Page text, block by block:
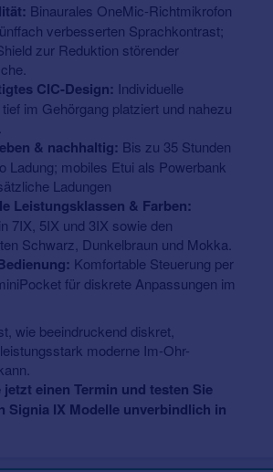
Binaurales OneMic-Richtmikrofon
verbesserten Sprachkontrast;
zur Reduktion störender
CIC-Design: Individuelle
im Gehörgang platziert und nahezu
& nachhaltig: Bis zu 35 Stunden
Ladung; mobiles Etui als Powerbank
Ladungen
Leistungsklassen & Farben:
7IX, 5IX und 3IX sowie den
Schwarz, Dunkelbraun und Mokka.
Komfortable Steuerung per
für diskrete Anpassungen im
wie beeindruckend diskret,
moderne Im-Ohr-
jetzt einen Termin und testen Sie
Signia IX Modelle unverbindlich in